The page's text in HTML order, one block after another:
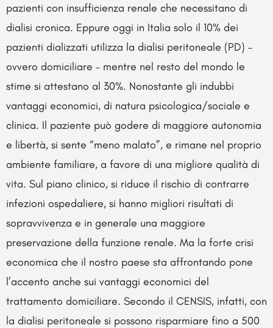
pazienti con insufficienza renale che necessitano di
dialisi cronica. Eppure oggi in Italia solo il 10% dei
pazienti dializzati utilizza la dialisi peritoneale (PD) –
ovvero domiciliare – mentre nel resto del mondo le
stime si attestano al 30%. Nonostante gli indubbi
vantaggi economici, di natura psicologica/sociale e
clinica. Il paziente può godere di maggiore autonomia
e libertà, si sente “meno malato”, e rimane nel proprio
ambiente familiare, a favore di una migliore qualità di
vita. Sul piano clinico, si riduce il rischio di contrarre
infezioni ospedaliere, si hanno migliori risultati di
sopravvivenza e in generale una maggiore
preservazione della funzione renale. Ma la forte crisi
economica che il nostro paese sta affrontando pone
l’accento anche sui vantaggi economici del
trattamento domiciliare. Secondo il CENSIS, infatti, con
la dialisi peritoneale si possono risparmiare fino a 500